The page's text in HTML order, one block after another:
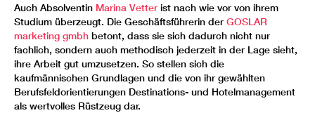
Auch Absolventin Marina Vetter ist nach wie vor von ihrem
Studium überzeugt. Die Geschäftsführerin der GOSLAR
marketing gmbh betont, dass sie sich dadurch nicht nur
fachlich, sondern auch methodisch jederzeit in der Lage sieht,
ihre Arbeit gut umzusetzen. So stellen sich die
kaufmännischen Grundlagen und die von ihr gewählten
Berufsfeldorientierungen Destinations- und Hotelmanagement
als wertvolles Rüstzeug dar.